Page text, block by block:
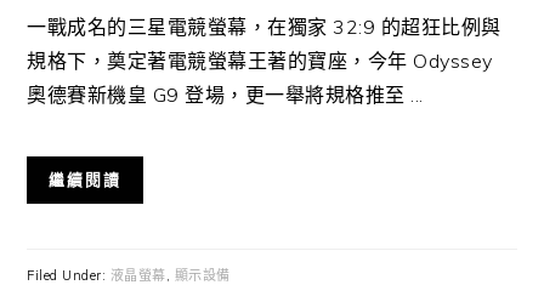
一戰成名的三星電競螢幕，在獨家 32:9 的超狂比例與
規格下，奠定著電競螢幕王著的寶座，今年 Odyssey
奧德賽新機皇 G9 登場，更一舉將規格推至 ...
繼續閱讀
Filed Under: 液晶螢幕, 顯示設備